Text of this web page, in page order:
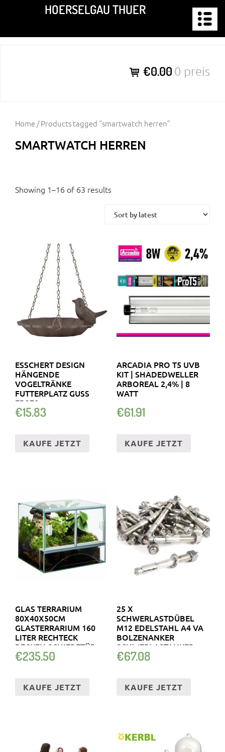
springen
HOERSELGAU THUER
€0.00 0 preis
Home/ Products tagged “smartwatch herren”
SMARTWATCH HERREN
Showing 1–16 of 63 results
ESSCHERT DESIGN
HÄNGENDE
VOGELTRÄNKE
FUTTERPLATZ GUSS
FB378
€15.83
KAUFE JETZT
ARCADIA PRO T5 UVB
KIT | SHADEDWELLER
ARBOREAL 2,4% | 8
WATT
€61.91
KAUFE JETZT
GLAS TERRARIUM
80X40X50CM
GLASTERRARIUM 160
LITER RECHTECK
BECKEN SCHIEBETÜR
€235.50
KAUFE JETZT
25 X
SCHWERLASTDÜBEL
M12 EDELSTAHL A4 VA
BOLZENANKER
SCHWERLASTANKER
DÜBEL M 12
€67.08
KAUFE JETZT